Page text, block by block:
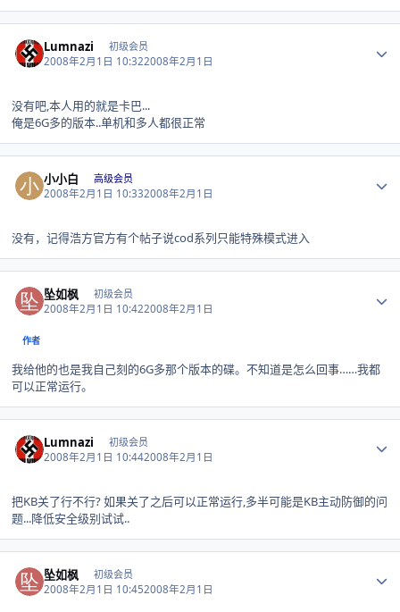
Lumnazi 初级会员
2008年2月1日 10:322008年2月1日
没有吧,本人用的就是卡巴...
俺是6G多的版本..单机和多人都很正常
小小白 高级会员
2008年2月1日 10:332008年2月1日
没有，记得浩方官方有个帖子说cod系列只能特殊模式进入
坠如枫 初级会员
2008年2月1日 10:422008年2月1日
作者
我给他的也是我自己刻的6G多那个版本的碟。不知道是怎么回事……我都
可以正常运行。
Lumnazi 初级会员
2008年2月1日 10:442008年2月1日
把KB关了行不行? 如果关了之后可以正常运行,多半可能是KB主动防御的问
题...降低安全级别试试..
坠如枫 初级会员
2008年2月1日 10:452008年2月1日